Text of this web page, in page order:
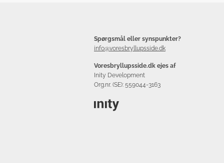
Spørgsmål eller synspunkter?
info@voresbryllupsside.dk
Voresbryllupsside.dk ejes af
Inity Development
Org.nr. (SE): 559044-3163